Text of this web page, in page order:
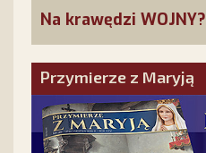
Na krawędzi WOJNY?
Przymierze z Maryją